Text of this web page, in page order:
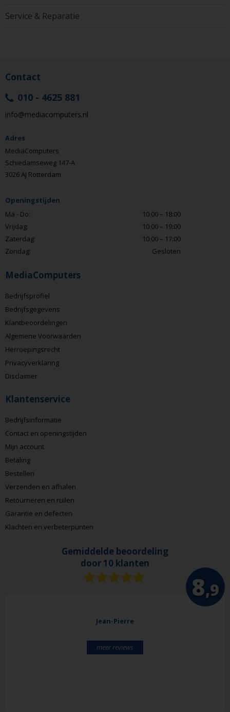
Service & Reparatie
Contact
010 - 4625 881
info@mediacomputers.nl
Adres
MediaComputers
Schiedamseweg 147-A
3026 AJ Rotterdam
Openingstijden
Ma - Do:
10:00 – 18:00
Vrijdag:
10:00 – 19:00
Zaterdag:
10:00 – 17:00
Zondag:
Gesloten
MediaComputers
Bedrijfsprofiel
Bedrijfsgegevens
Klantbeoordelingen
Algemene Voorwaarden
Herroepingsrecht
Privacyverklaring
Disclaimer
Klantenservice
Bedrijfsinformatie
Contact en openingstijden
Mijn account
Betaling
Bestellen
Verzenden en afhalen
Retourneren en ruilen
Garantie en defecten
Klachten en verbeterpunten
Gemiddelde beoordeling
door 10 klanten
8,9
Jean-Pierre
meer reviews